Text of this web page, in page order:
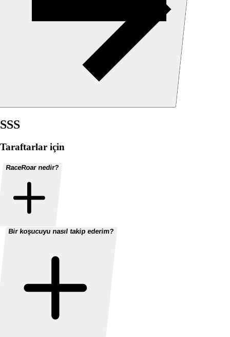
SSS
Taraftarlar için
RaceRoar nedir?
Bir koşucuyu nasıl takip ederim?